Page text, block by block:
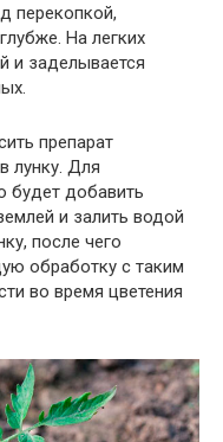
перекопкой,
На легких
и заделывается
препарат
лунку. Для
будет добавить
и залить водой
после чего
обработку с таким
во время цветения